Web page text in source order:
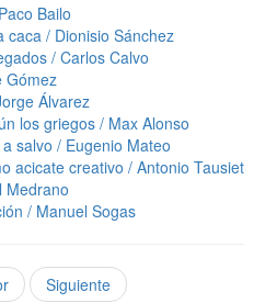
Bailo
caca / Dionisio Sánchez
/ Carlos Calvo
Gómez
Álvarez
los griegos / Max Alonso
salvo / Eugenio Mateo
acicate creativo / Antonio Tausiet
Medrano
/ Manuel Sogas
Siguiente